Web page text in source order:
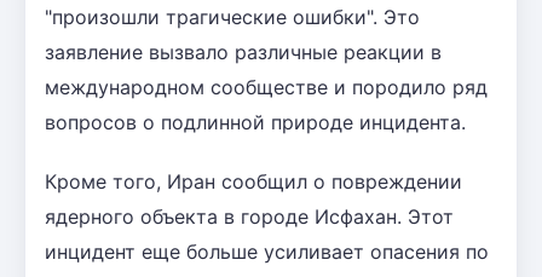
"произошли трагические ошибки". Это
заявление вызвало различные реакции в
международном сообществе и породило ряд
вопросов о подлинной природе инцидента.
Кроме того, Иран сообщил о повреждении
ядерного объекта в городе Исфахан. Этот
инцидент еще больше усиливает опасения по